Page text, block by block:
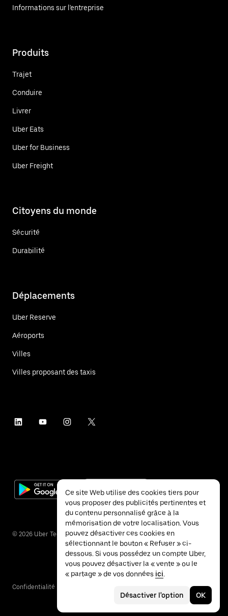
Informations sur l'entreprise
Produits
Trajet
Conduire
Livrer
Uber Eats
Uber for Business
Uber Freight
Citoyens du monde
Sécurité
Durabilité
Déplacements
Uber Reserve
Aéroports
Villes
Villes proposant des taxis
© 2026 Uber Technologies Inc.
Confidentialité
Ce site Web utilise des cookies tiers pour
vous proposer des publicités pertinentes et
du contenu personnalisé grâce à la
mémorisation de votre localisation. Vous
pouvez désactiver ces cookies en
sélectionnant le bouton « Refuser » ci-
dessous. Si vous possédez un compte Uber,
vous pouvez désactiver la « vente » ou le
« partage » de vos données ici.
Désactiver l'option OK